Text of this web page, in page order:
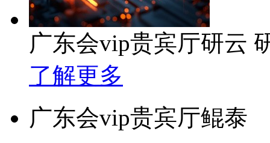
广东会vip贵宾厅研云
了解更多
广东会vip贵宾厅鲲泰